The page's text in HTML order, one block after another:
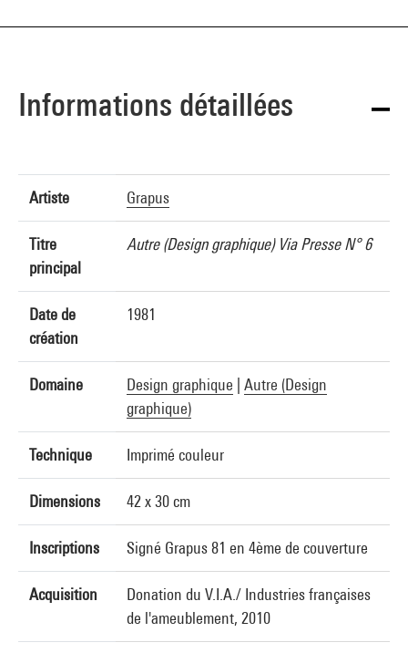
Informations détaillées
Artiste Grapus
Titre
principal
Autre (Design graphique) Via Presse N° 6
Date de
création
1981
Domaine Design graphique
Autre (Design
graphique)
Technique Imprimé couleur
Dimensions 42 x 30 cm
Inscriptions Signé Grapus 81 en 4ème de couverture
Acquisition
Donation du V.I.A./ Industries françaises
de l'ameublement, 2010